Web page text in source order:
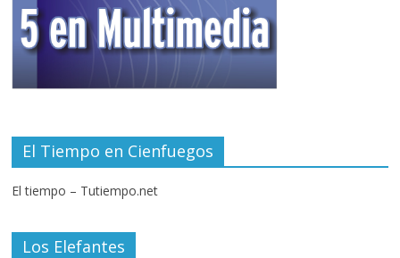
El Tiempo en Cienfuegos
El tiempo – Tutiempo.net
Los Elefantes